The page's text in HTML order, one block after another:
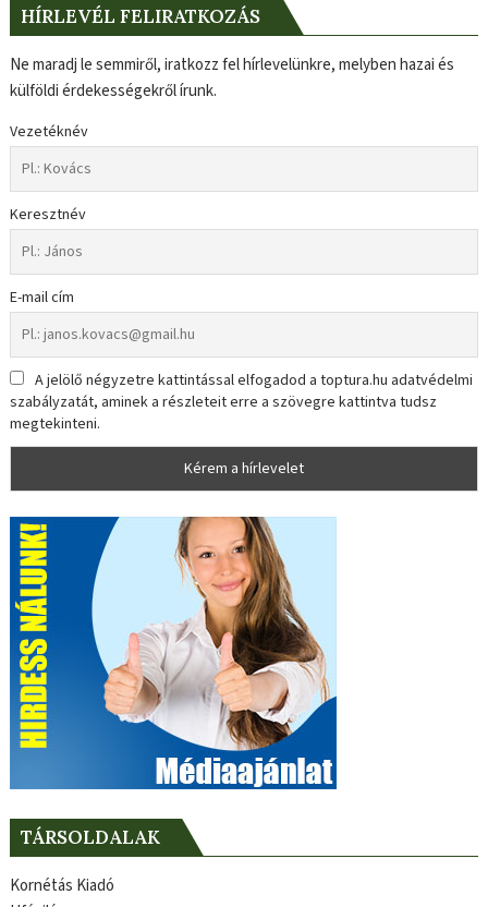
HÍRLEVÉL FELIRATKOZÁS
Ne maradj le semmiről, iratkozz fel hírlevelünkre, melyben hazai és
külföldi érdekességekről írunk.
Vezetéknév
Keresztnév
E-mail cím
A jelölő négyzetre kattintással elfogadod a toptura.hu adatvédelmi
szabályzatát, aminek a részleteit erre a szövegre kattintva tudsz
megtekinteni.
TÁRSOLDALAK
Kornétás Kiadó